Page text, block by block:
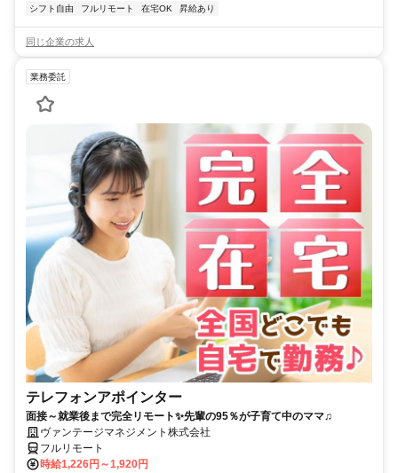
シフト自由 フルリモート 在宅OK 昇給あり
同じ企業の求人
業務委託
テレフォンアポインター
面接～就業後まで完全リモート✨先輩の95％が子育て中のママ♫
ヴァンテージマネジメント株式会社
フルリモート
時給1,226円～1,920円